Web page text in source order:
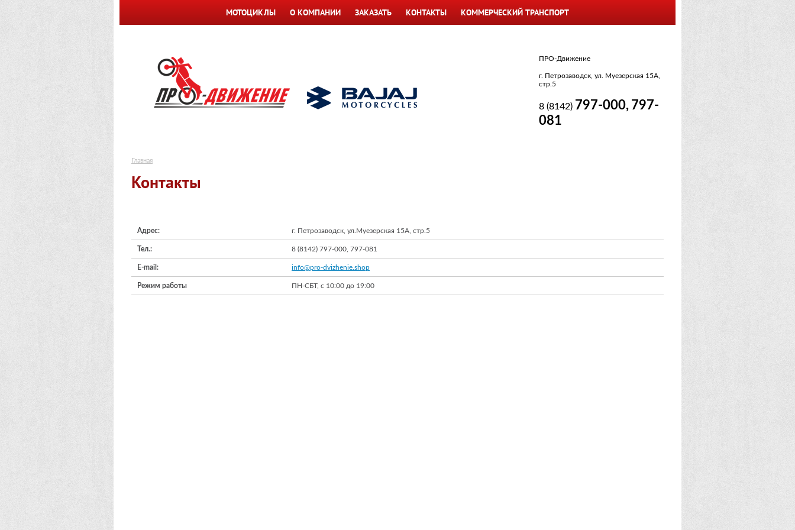
МОТОЦИКЛЫ О КОМПАНИИ ЗАКАЗАТЬ КОНТАКТЫ КОММЕРЧЕСКИЙ ТРАНСПОРТ
ПРО-Движение
г. Петрозаводск, ул. Муезерская 15А,
стр.5
8 (8142) 797-000, 797-
081
Главная
Контакты
Адрес: г. Петрозаводск, ул.Муезерская 15А, стр.5
Тел.: 8 (8142) 797-000, 797-081
E-mail: info@pro-dvizhenie.shop
Режим работы ПН-СБТ, с 10:00 до 19:00